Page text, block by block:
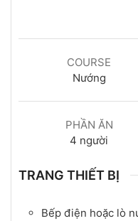
COURSE
Nướng
PHẦN ĂN
4 người
TRANG THIẾT BỊ
Bếp điện hoặc lò